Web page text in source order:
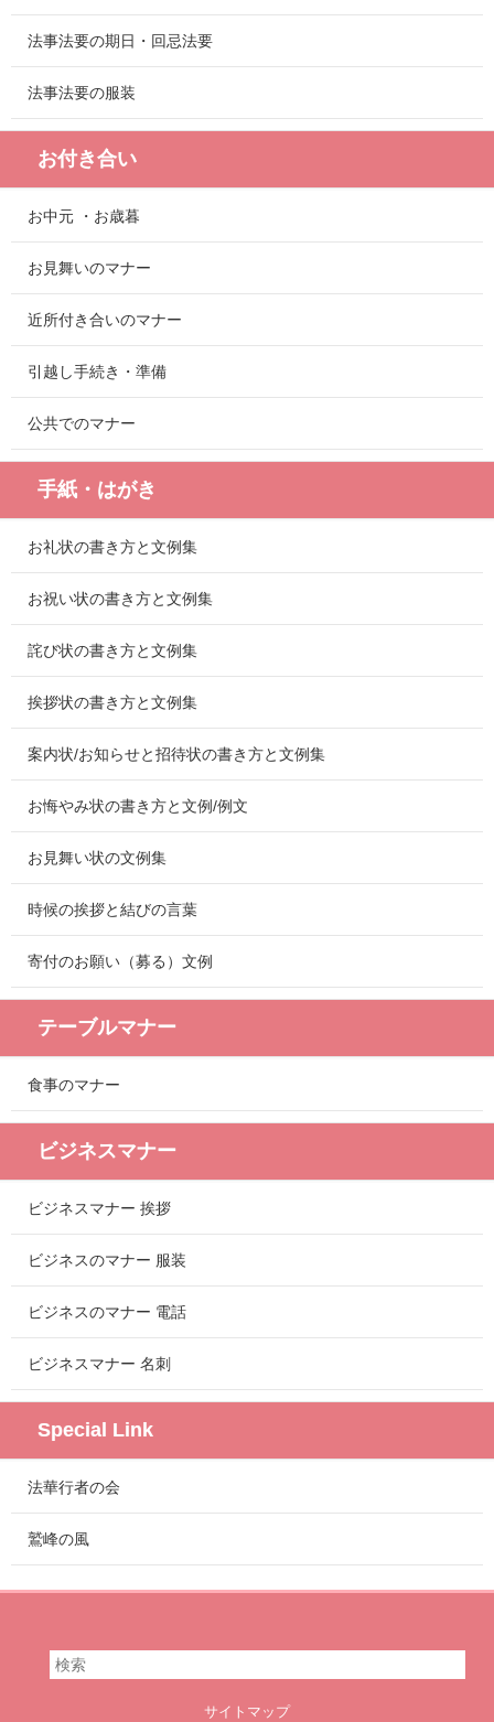
法事法要の期日・回忌法要
法事法要の服装
お付き合い
お中元 ・お歳暮
お見舞いのマナー
近所付き合いのマナー
引越し手続き・準備
公共でのマナー
手紙・はがき
お礼状の書き方と文例集
お祝い状の書き方と文例集
詫び状の書き方と文例集
挨拶状の書き方と文例集
案内状/お知らせと招待状の書き方と文例集
お悔やみ状の書き方と文例/例文
お見舞い状の文例集
時候の挨拶と結びの言葉
寄付のお願い（募る）文例
テーブルマナー
食事のマナー
ビジネスマナー
ビジネスマナー 挨拶
ビジネスのマナー 服装
ビジネスのマナー 電話
ビジネスマナー 名刺
Special Link
法華行者の会
鷲峰の風
サイトマップ